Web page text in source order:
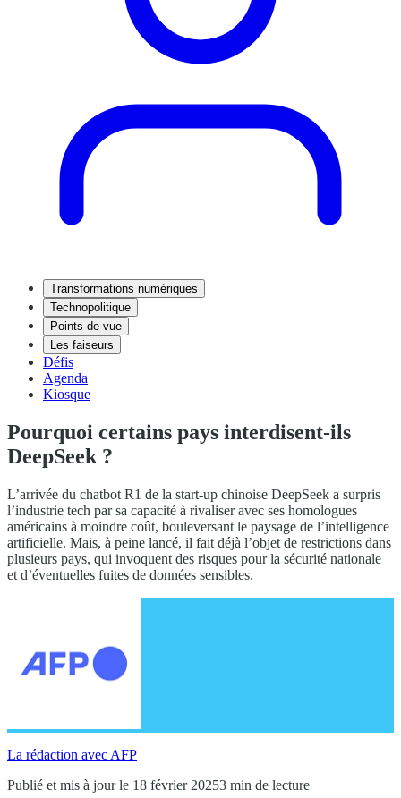
Transformations numériques
Technopolitique
Points de vue
Les faiseurs
Défis
Agenda
Kiosque
Pourquoi certains pays interdisent-ils
DeepSeek ?
L’arrivée du chatbot R1 de la start-up chinoise DeepSeek a surpris
l’industrie tech par sa capacité à rivaliser avec ses homologues
américains à moindre coût, bouleversant le paysage de l’intelligence
artificielle. Mais, à peine lancé, il fait déjà l’objet de restrictions dans
plusieurs pays, qui invoquent des risques pour la sécurité nationale
et d’éventuelles fuites de données sensibles.
La rédaction avec AFP
Publié et mis à jour le 18 février 20253 min de lecture